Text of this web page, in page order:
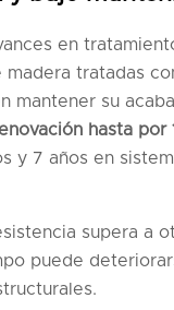
en
madera tratadas
mantener su
hasta por
y 7 años en
supera a
puede